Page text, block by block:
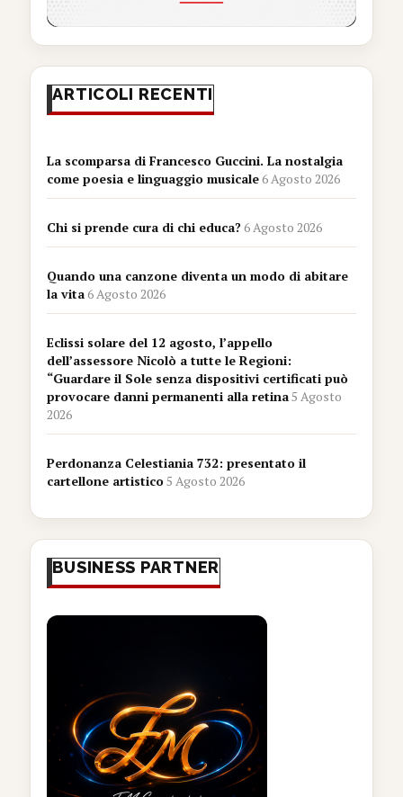
ARTICOLI RECENTI
La scomparsa di Francesco Guccini. La nostalgia
come poesia e linguaggio musicale6 Agosto 2026
Chi si prende cura di chi educa?6 Agosto 2026
Quando una canzone diventa un modo di abitare
la vita6 Agosto 2026
Eclissi solare del 12 agosto, l’appello
dell’assessore Nicolò a tutte le Regioni:
“Guardare il Sole senza dispositivi certificati può
provocare danni permanenti alla retina5 Agosto
2026
Perdonanza Celestiania 732: presentato il
cartellone artistico5 Agosto 2026
BUSINESS PARTNER